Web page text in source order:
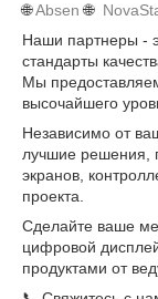
🌐Absen 🌐
Наши партнеры -
стандарты
Мы
высочайшего
Независимо от
лучшие решения,
экранов,
проекта.
Сделайте ваше
цифровой
продуктами от